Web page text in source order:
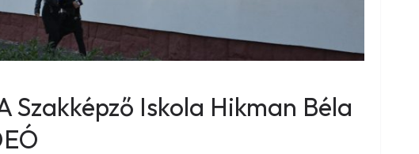
Szakképző Iskola Hikman Béla